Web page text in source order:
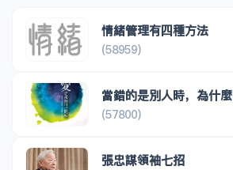
情緒管理有四種方法
(58959)
當錯的是別人時，為什
(57800)
張忠謀領袖七招